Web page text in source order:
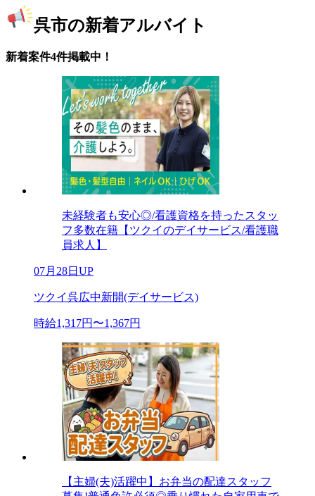
呉市の新着アルバイト
新着案件4件掲載中！
未経験者も安心◎/看護資格を持ったスタッ
フ多数在籍【ツクイのデイサービス/看護職
員求人】
07月28日UP
ツクイ呉広中新開(デイサービス)
時給1,317円〜1,367円
【主婦(夫)活躍中】お弁当の配達スタッフ